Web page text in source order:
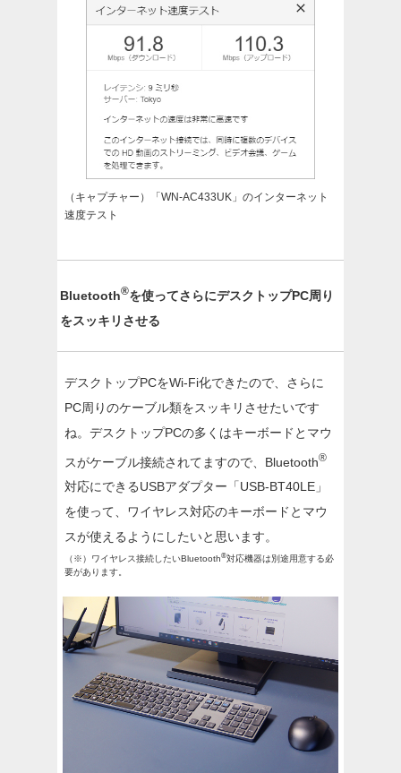
（キャプチャー）「WN-AC433UK」のインターネット
速度テスト
Bluetooth®を使ってさらにデスクトップPC周り
をスッキリさせる
デスクトップPCをWi-Fi化できたので、さらに
PC周りのケーブル類をスッキリさせたいです
ね。デスクトップPCの多くはキーボードとマウ
スがケーブル接続されてますので、Bluetooth®
対応にできるUSBアダプター「USB-BT40LE」
を使って、ワイヤレス対応のキーボードとマウ
スが使えるようにしたいと思います。
（※）ワイヤレス接続したいBluetooth®対応機器は別途用意する必
要があります。